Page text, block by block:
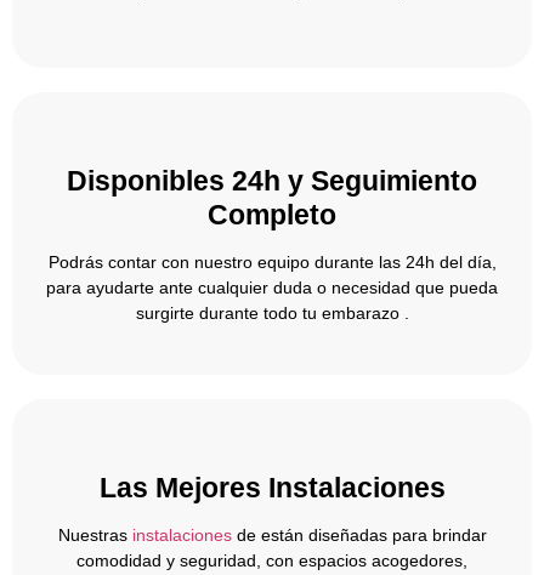
Disponibles 24h y Seguimiento
Completo
Podrás contar con nuestro equipo durante las 24h del día,
para ayudarte ante cualquier duda o necesidad que pueda
surgirte durante todo tu embarazo .
Las Mejores Instalaciones
Nuestras instalacionesde están diseñadas para brindar
comodidad y seguridad, con espacios acogedores,